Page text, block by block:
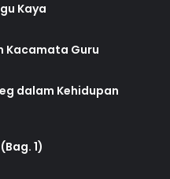
Kaya
Kacamata Guru
dalam Kehidupan
1)